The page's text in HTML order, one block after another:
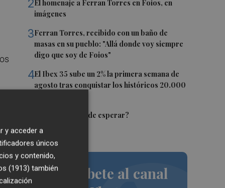
2El homenaje a Ferran Torres en Foios, en
imágenes
3Ferran Torres, recibido con un baño de
masas en su pueblo: "Allá donde voy siempre
digo que soy de Foios"
4El Ibex 35 sube un 2% la primera semana de
agosto tras conquistar los históricos 20.000
¿El Pacífico puede esperar?
Suscríbete al canal
y acceder a
únicos
y contenido,
(1913) también